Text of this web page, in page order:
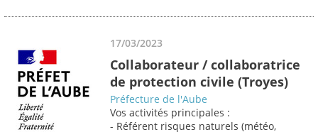
17/03/2023
Collaborateur / collaboratrice
de protection civile (Troyes)
Préfecture de l'Aube
Vos activités principales :
- Référent risques naturels (météo,